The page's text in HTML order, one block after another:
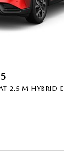
2.5 M HYBRID